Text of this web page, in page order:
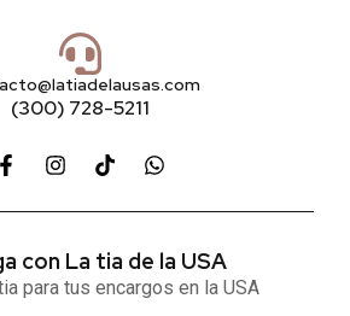
(300) 728-5211
con La tia de la USA
para tus encargos en la USA